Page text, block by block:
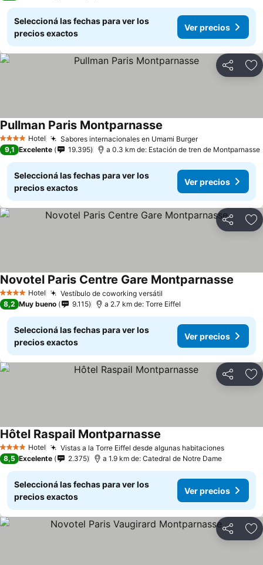
Seleccioná las fechas para ver los
precios exactos
Ver precios
Compartir
4 EstrellasHotel Sabores internacionales en Umami BurgerVer precios
Pullman Paris Montparnasse
9,1 Excelente 19.395 a 0.3 km de: Estación de tren de Montparnasse
Seleccioná las fechas para ver los
precios exactos
Ver precios
Compartir
4 EstrellasHotel Vestíbulo de coworking versátil
Novotel Paris Centre Gare Montparnasse
8,2 Muy bueno 9.115 a 2.7 km de: Torre Eiffel
Seleccioná las fechas para ver los
precios exactos
Ver precios
Compartir
4 EstrellasHotel Vistas a la Torre Eiffel desde algunas habitacionesVer
Hôtel Raspail Montparnasse
8,5 Excelente 2.375 a 1.9 km de: Catedral de Notre Dame
Seleccioná las fechas para ver los
precios exactos
Ver precios
Compartir